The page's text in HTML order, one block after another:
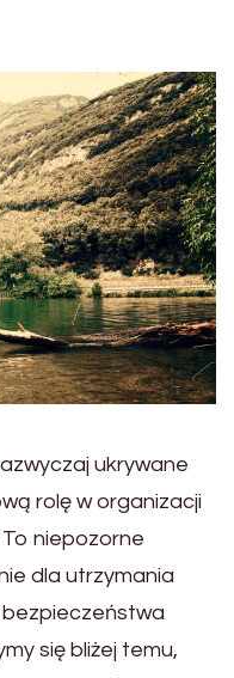
ukrywane
rolę w organizacji
niepozorne
dla utrzymania
bezpieczeństwa
się bliżej temu,